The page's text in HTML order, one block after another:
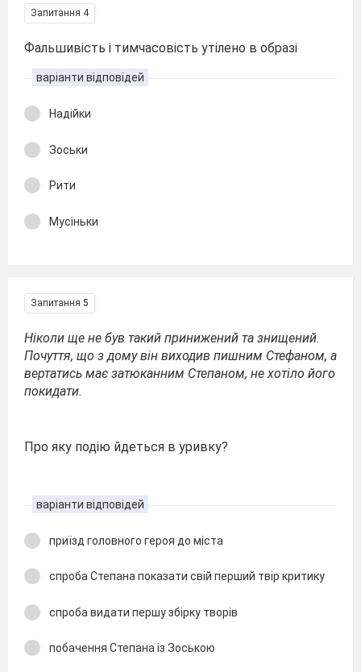
Запитання 4
Фальшивість і тимчасовість утілено в образі
варіанти відповідей
Надійки
Зоськи
Рити
Мусіньки
Запитання 5
Ніколи ще не був такий принижений та знищений.
Почуття, що з дому він виходив пишним Стефаном, а
вертатись має затюканним Степаном, не хотіло його
покидати.
Про яку подію йдеться в уривку?
варіанти відповідей
приїзд головного героя до міста
спроба Степана показати свій перший твір критику
спроба видати першу збірку творів
побачення Степана із Зоською